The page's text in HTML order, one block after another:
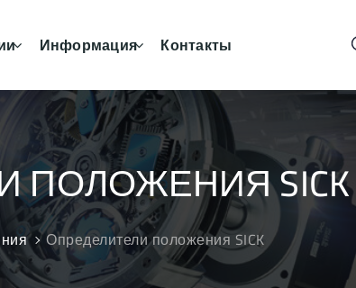
Информация Контакты
ПОЛОЖЕНИЯ SICK
Определители положения SICK